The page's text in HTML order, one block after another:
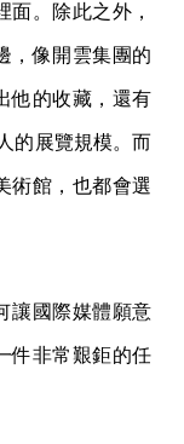
。除此之外，
，像開雲集團的
他的收藏，還有
的展覽規模。而
術館，也都會選
讓國際媒體願意
件非常艱鉅的任